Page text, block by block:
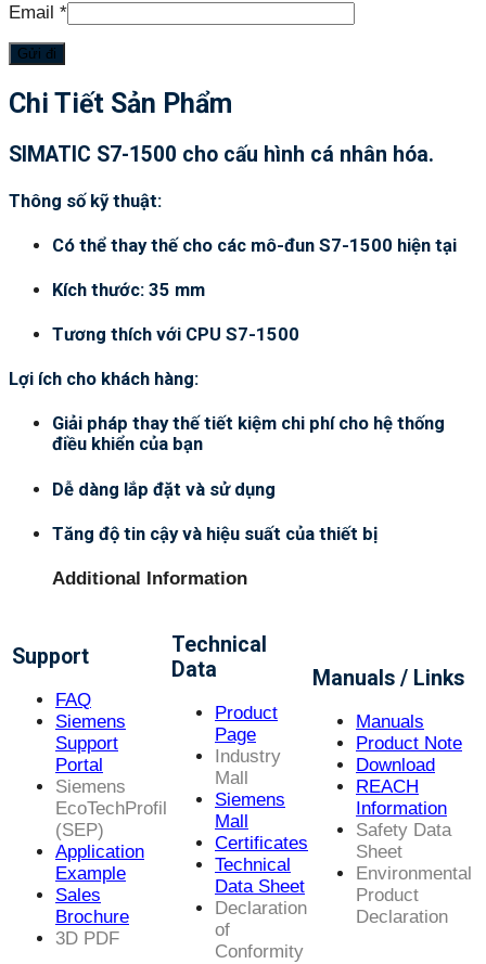
Email *
Chi Tiết Sản Phẩm
SIMATIC S7-1500 cho cấu hình cá nhân hóa.
Thông số kỹ thuật:
Có thể thay thế cho các mô-đun S7-1500 hiện tại
Kích thước: 35 mm
Tương thích với CPU S7-1500
Lợi ích cho khách hàng:
Giải pháp thay thế tiết kiệm chi phí cho hệ thống
điều khiển của bạn
Dễ dàng lắp đặt và sử dụng
Tăng độ tin cậy và hiệu suất của thiết bị
Additional Information
Support
FAQ
Siemens
Support
Portal
Siemens
EcoTechProfil
(SEP)
Application
Example
Sales
Brochure
3D PDF
Technical
Data
Product
Page
Industry
Mall
Siemens
Mall
Certificates
Technical
Data Sheet
Declaration
of
Conformity
Manuals / Links
Manuals
Product Note
Download
REACH
Information
Safety Data
Sheet
Environmental
Product
Declaration